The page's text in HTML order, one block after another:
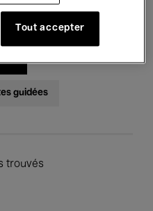
guidées
trouvés
Tout accepter